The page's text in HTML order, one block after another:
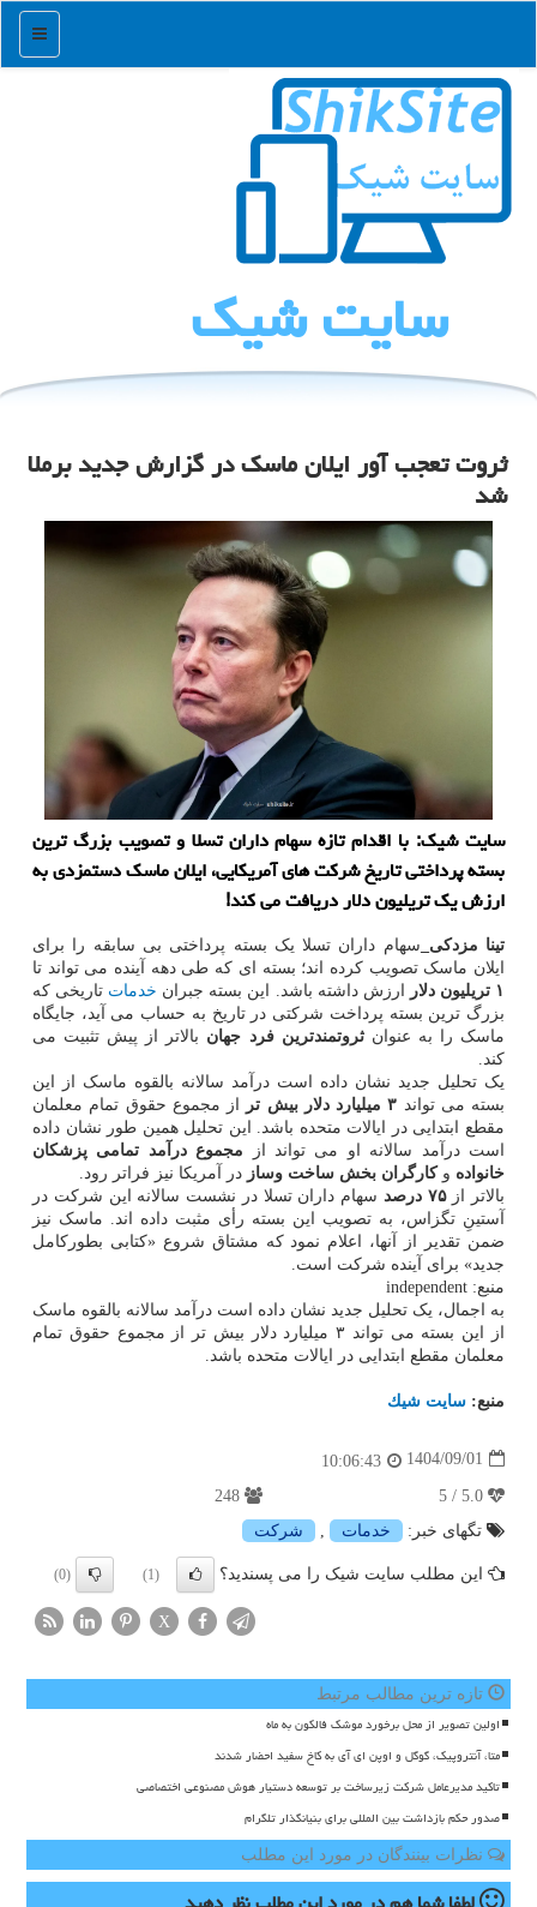
منو
سایت شیك
ثروت تعجب آور ایلان ماسک در گزارش جدید برملا
شد
سایت شیک: با اقدام تازه سهام داران تسلا و تصویب بزرگ ترین
بسته پرداختی تاریخ شرکت های آمریکایی، ایلان ماسک دستمزدی به
ارزش یک تریلیون دلار دریافت می کند!
تینا مزدکی_ سهام داران تسلا یک بسته پرداختی بی سابقه را برای
ایلان ماسک تصویب کرده اند؛ بسته ای که طی دهه آینده می تواند تا
۱ تریلیون دلار
ارزش داشته باشد. این بسته جبران خدمات تاریخی که
بزرگ ترین بسته پرداخت شرکتی در تاریخ به حساب می آید، جایگاه
ماسک را به عنوانثروتمندترین فرد جهان بالاتر از پیش تثبیت می
کند.
یک تحلیل جدید نشان داده است درآمد سالانه بالقوه ماسک از این
بسته می تواند ۳ میلیارد دلار بیش تر
از مجموع حقوق تمام معلمان
مقطع ابتدایی در ایالات متحده باشد. این تحلیل همین طور نشان داده
است درآمد سالانه او می تواند از مجموع درآمد تمامی پزشکان
خانواده وکارگران بخش ساخت وساز در آمریکا نیز فراتر رود.
بالاتر از۷۵ درصد
سهام داران تسلا در نشست سالانه این شرکت در
آستینِ تگزاس، به تصویب این بسته رأی مثبت داده اند. ماسک نیز
ضمن تقدیر از آنها، اعلام نمود که مشتاق شروع «کتابی بطورکامل
جدید» برای آینده شرکت است.
منبع: independent
به اجمال، یک تحلیل جدید نشان داده است درآمد سالانه بالقوه ماسک
از این بسته می تواند ۳ میلیارد دلار بیش تر از مجموع حقوق تمام
معلمان مقطع ابتدایی در ایالات متحده باشد.
منبع: سایت شیك
1404/09/01
10:06:43
تگهای خبر:
خدمات شركت
این مطلب سایت شیک را می پسندید؟ (1)
(0)
X
تازه ترین مطالب مرتبط
اولین تصویر از محل برخورد موشک فالکون به ماه
متا، آنتروپیک، گوگل و اوپن ای آی به کاخ سفید احضار شدند
تاکید مدیرعامل شرکت زیرساخت بر توسعه دستیار هوش مصنوعی اختصاصی
صدور حکم بازداشت بین المللی برای بنیانگذار تلگرام
نظرات بینندگان در مورد این مطلب